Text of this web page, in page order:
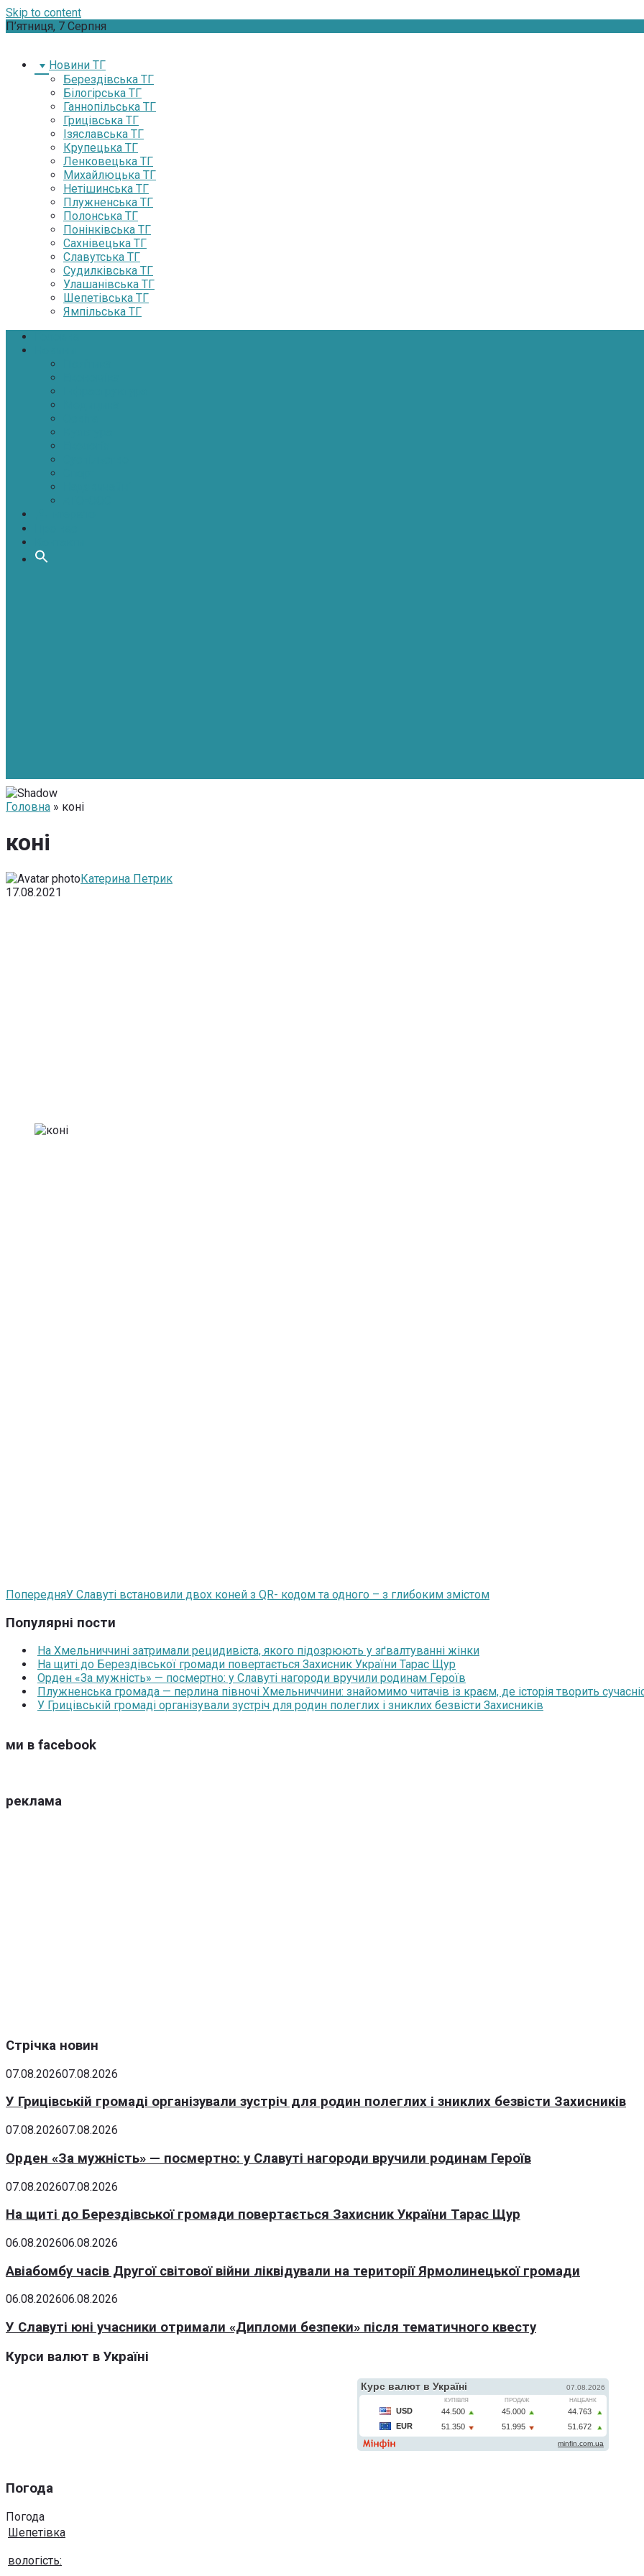
Skip to content
П’ятниця, 7 Серпня
Новини ТГ
Берездівська ТГ
Білогірська ТГ
Ганнопільська ТГ
Грицівська ТГ
Ізяславська ТГ
Крупецька ТГ
Ленковецька ТГ
Михайлюцька ТГ
Нетішинська ТГ
Плужненська ТГ
Полонська ТГ
Понінківська ТГ
Сахнівецька ТГ
Славутська ТГ
Судилківська ТГ
Улашанівська ТГ
Шепетівська ТГ
Ямпільська ТГ
Головна » коні
коні
Катерина Петрик
17.08.2021
ПопередняУ Славуті встановили двох коней з QR- кодом та одного – з глибоким змістом
Популярні пости
На Хмельниччині затримали рецидивіста, якого підозрюють у зґвалтуванні жінки
На щиті до Берездівської громади повертається Захисник України Тарас Щур
Орден «За мужність» — посмертно: у Славуті нагороди вручили родинам Героїв
Плужненська громада — перлина півночі Хмельниччини: знайомимо читачів із краєм, де історія творить
У Грицівській громаді організували зустріч для родин полеглих і зниклих безвісти Захисників
ми в facebook
реклама
Стрічка новин
07.08.202607.08.2026
У Грицівській громаді організували зустріч для родин полеглих і зниклих безвісти Захисників
07.08.202607.08.2026
Орден «За мужність» — посмертно: у Славуті нагороди вручили родинам Героїв
07.08.202607.08.2026
На щиті до Берездівської громади повертається Захисник України Тарас Щур
06.08.202606.08.2026
Авіабомбу часів Другої світової війни ліквідували на території Ярмолинецької громади
06.08.202606.08.2026
У Славуті юні учасники отримали «Дипломи безпеки» після тематичного квесту
Курси валют в Україні
Погода
Погода
Шепетівка
вологість: